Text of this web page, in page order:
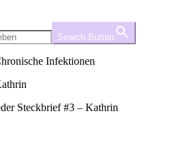
Search Button
Steckbrief #3 – Kathrin